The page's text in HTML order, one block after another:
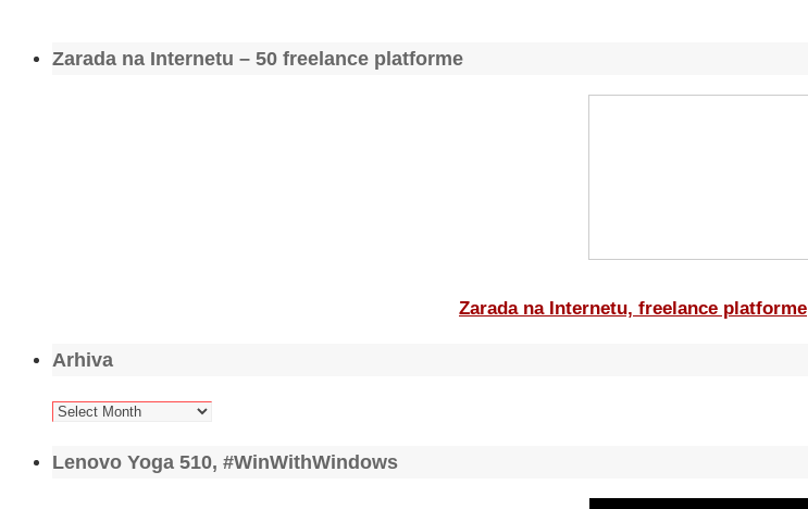
Zarada na Internetu – 50 freelance platforme
Zarada na Internetu, freelance platforme
Arhiva
Arhiva
Lenovo Yoga 510, #WinWithWindows